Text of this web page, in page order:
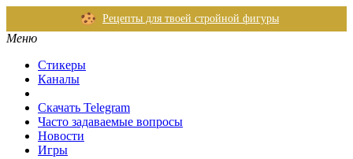
Рецепты для твоей стройной фигуры
Меню
Стикеры
Каналы
Скачать Telegram
Часто задаваемые вопросы
Новости
Игры